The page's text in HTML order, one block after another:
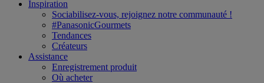
Inspiration
Sociabilisez-vous, rejoignez notre communauté !
#PanasonicGourmets
Tendances
Créateurs
Assistance
Enregistrement produit
Où acheter